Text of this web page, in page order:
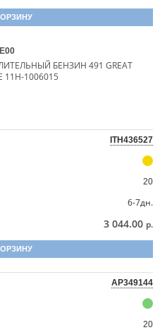
БЕНЗИН 491 GREAT
11H-1006015
ITH436527
20
6-7дн.
3 044.00 р.
AP349144
20